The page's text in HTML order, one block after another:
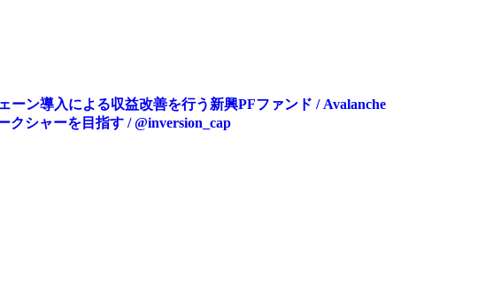
ーン導入による収益改善を行う新興PFファンド / Avalanche
シャーを目指す / @inversion_cap